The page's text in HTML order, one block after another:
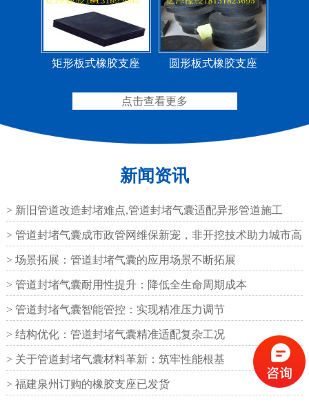
矩形板式橡胶支座 圆形板式橡胶支座
圆形四氟板橡胶支座
矩形四氟板滑动橡胶支
铁路盆式支座 公路盆式橡胶支座
点击查看更多
新闻资讯
> 新旧管道改造封堵难点,管道封堵气囊适配异形管道施工
> 管道封堵气囊成市政管网维保新宠，非开挖技术助力城市高
效运
> 场景拓展：管道封堵气囊的应用场景不断拓展
> 管道封堵气囊耐用性提升：降低全生命周期成本
> 管道封堵气囊智能管控：实现精准压力调节
> 结构优化：管道封堵气囊精准适配复杂工况
> 关于管道封堵气囊材料革新：筑牢性能根基
> 福建泉州订购的橡胶支座已发货